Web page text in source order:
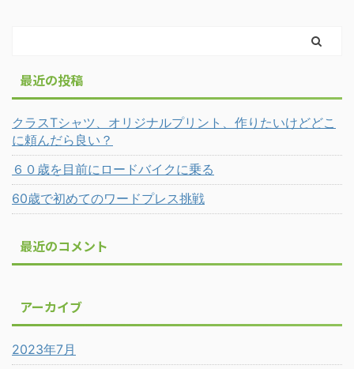
最近の投稿
クラスTシャツ、オリジナルプリント、作りたいけどどこ
に頼んだら良い？
６０歳を目前にロードバイクに乗る
60歳で初めてのワードプレス挑戦
最近のコメント
アーカイブ
2023年7月